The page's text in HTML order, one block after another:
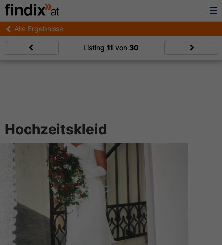
Alle Ergebnisse
Listing 11 von 30
Hochzeitskleid